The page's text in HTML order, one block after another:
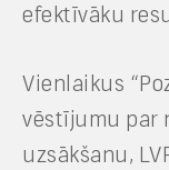
efektīvāku
Vienlaikus
vēstījumu par
uzsākšanu,